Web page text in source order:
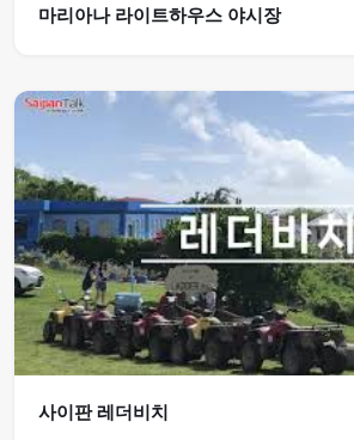
마리아나 라이트하우스 야시장
사이판 레더비치